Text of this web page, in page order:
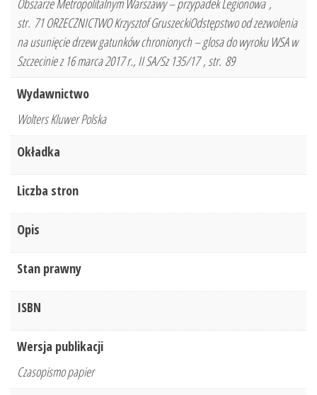
Obszarze Metropolitalnym Warszawy – przypadek Legionowa ,
str. 71 ORZECZNICTWO Krzysztof GruszeckiOdstępstwo od zezwolenia
na usunięcie drzew gatunków chronionych – glosa do wyroku WSA w
Szczecinie z 16 marca 2017 r., II SA/Sz 135/17 , str. 89
Wydawnictwo
Wolters Kluwer Polska
Okładka
Liczba stron
Opis
Stan prawny
ISBN
Wersja publikacji
Czasopismo papier